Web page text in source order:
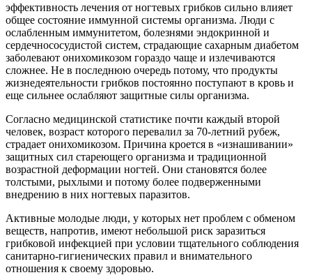
эффективность лечения от ногтевых грибков сильно влияет
общее состояние иммунной системы организма. Люди с
ослабленным иммунитетом, болезнями эндокринной и
сердечнососудистой систем, страдающие сахарным диабетом
заболевают онихомикозом гораздо чаще и излечиваются
сложнее. Не в последнюю очередь потому, что продукты
жизнедеятельности грибков постоянно поступают в кровь и
еще сильнее ослабляют защитные силы организма.
Согласно медицинской статистике почти каждый второй
человек, возраст которого перевалил за 70-летний рубеж,
страдает онихомикозом. Причина кроется в «изнашивании»
защитных сил стареющего организма и традиционной
возрастной деформации ногтей. Они становятся более
толстыми, рыхлыми и потому более подверженными
внедрению в них ногтевых паразитов.
Активные молодые люди, у которых нет проблем с обменом
веществ, напротив, имеют небольшой риск заразиться
грибковой инфекцией при условии тщательного соблюдения
санитарно-гигиенических правил и внимательного
отношения к своему здоровью.